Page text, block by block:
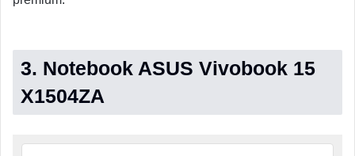
3. Notebook ASUS Vivobook 15
X1504ZA